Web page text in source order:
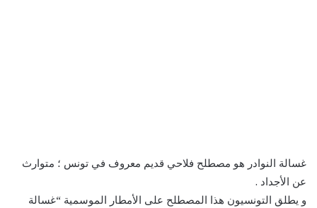
غسالة النوادر هو مصطلح فلاحي قديم معروف في تونس ؛ متوارث
عن الأجداد .
و يطلق التونسيون هذا المصطلح على الأمطار الموسمية “غسالة